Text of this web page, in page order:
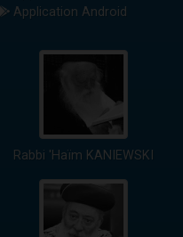
Application Android
Rabbi 'Haïm KANIEWSKI